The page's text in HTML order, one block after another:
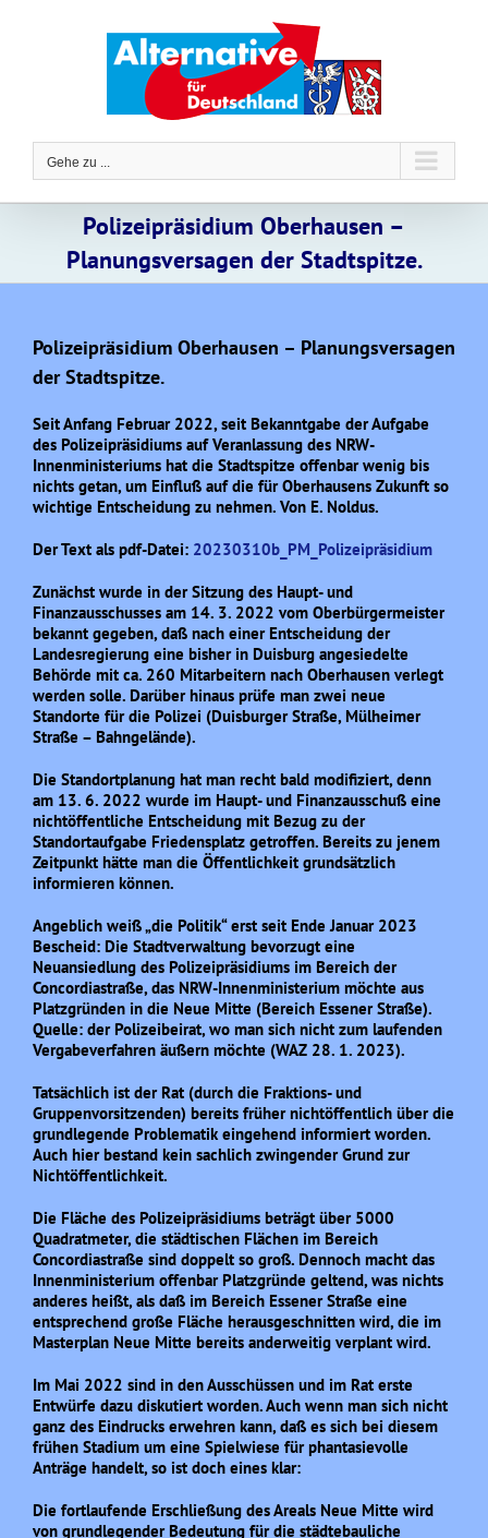
Gehe zu ...
Polizeipräsidium Oberhausen –
Planungsversagen der Stadtspitze.
Polizeipräsidium Oberhausen – Planungsversagen
der Stadtspitze.
Seit Anfang Februar 2022, seit Bekanntgabe der Aufgabe
des Polizeipräsidiums auf Veranlassung des NRW-
Innenministeriums hat die Stadtspitze offenbar wenig bis
nichts getan, um Einfluß auf die für Oberhausens Zukunft so
wichtige Entscheidung zu nehmen. Von E. Noldus.
Der Text als pdf-Datei: 20230310b_PM_Polizeipräsidium
Zunächst wurde in der Sitzung des Haupt- und
Finanzausschusses am 14. 3. 2022 vom Oberbürgermeister
bekannt gegeben, daß nach einer Entscheidung der
Landesregierung eine bisher in Duisburg angesiedelte
Behörde mit ca. 260 Mitarbeitern nach Oberhausen verlegt
werden solle. Darüber hinaus prüfe man zwei neue
Standorte für die Polizei (Duisburger Straße, Mülheimer
Straße – Bahngelände).
Die Standortplanung hat man recht bald modifiziert, denn
am 13. 6. 2022 wurde im Haupt- und Finanzausschuß eine
nichtöffentliche Entscheidung mit Bezug zu der
Standortaufgabe Friedensplatz getroffen. Bereits zu jenem
Zeitpunkt hätte man die Öffentlichkeit grundsätzlich
informieren können.
Angeblich weiß „die Politik“ erst seit Ende Januar 2023
Bescheid: Die Stadtverwaltung bevorzugt eine
Neuansiedlung des Polizeipräsidiums im Bereich der
Concordiastraße, das NRW-Innenministerium möchte aus
Platzgründen in die Neue Mitte (Bereich Essener Straße).
Quelle: der Polizeibeirat, wo man sich nicht zum laufenden
Vergabeverfahren äußern möchte (WAZ 28. 1. 2023).
Tatsächlich ist der Rat (durch die Fraktions- und
Gruppenvorsitzenden) bereits früher nichtöffentlich über die
grundlegende Problematik eingehend informiert worden.
Auch hier bestand kein sachlich zwingender Grund zur
Nichtöffentlichkeit.
Die Fläche des Polizeipräsidiums beträgt über 5000
Quadratmeter, die städtischen Flächen im Bereich
Concordiastraße sind doppelt so groß. Dennoch macht das
Innenministerium offenbar Platzgründe geltend, was nichts
anderes heißt, als daß im Bereich Essener Straße eine
entsprechend große Fläche herausgeschnitten wird, die im
Masterplan Neue Mitte bereits anderweitig verplant wird.
Im Mai 2022 sind in den Ausschüssen und im Rat erste
Entwürfe dazu diskutiert worden. Auch wenn man sich nicht
ganz des Eindrucks erwehren kann, daß es sich bei diesem
frühen Stadium um eine Spielwiese für phantasievolle
Anträge handelt, so ist doch eines klar:
Die fortlaufende Erschließung des Areals Neue Mitte wird
von grundlegender Bedeutung für die städtebauliche